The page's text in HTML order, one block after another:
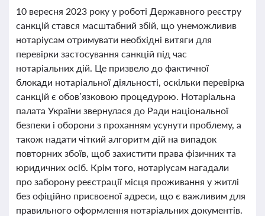
10 вересня 2023 року у роботі Державного реєстру
санкцій стався масштабний збій, що унеможливив
нотаріусам отримувати необхідні витяги для
перевірки застосування санкцій під час
нотаріальних дій. Це призвело до фактичної
блокади нотаріальної діяльності, оскільки перевірка
санкцій є обов’язковою процедурою. Нотаріальна
палата України звернулася до Ради національної
безпеки і оборони з проханням усунути проблему, а
також надати чіткий алгоритм дій на випадок
повторних збоїв, щоб захистити права фізичних та
юридичних осіб. Крім того, нотаріусам нагадали
про заборону реєстрації місця проживання у житлі
без офіційно присвоєної адреси, що є важливим для
правильного оформлення нотаріальних документів.